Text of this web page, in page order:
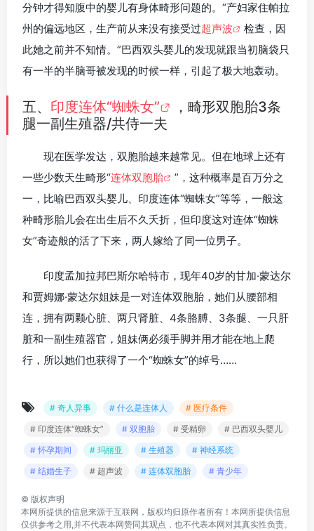
分钟才得知腹中的婴儿有身体畸形问题的。“产妇家住帕拉
州的偏远地区，生产前从来没有接受过超声波
检查，因
此她之前并不知情。”巴西双头婴儿的发现就跟当初脑袋只
有一半的半脑哥被发现的时候一样，引起了极大地轰动。
五、 印度连体“蜘蛛女”
，畸形双胞胎3条
腿一副生殖器/共侍一夫
现在医学发达，双胞胎越来越常见。但在地球上还有
一些少数天生畸形“连体双胞胎
”，这种概率是百万分之
一，比喻巴西双头婴儿、印度连体“蜘蛛女”等等，一般这
种畸形胎儿会在出生后不久夭折，但印度这对连体“蜘蛛
女”奇迹般的活了下来，两人嫁给了同一位男子。
印度孟加拉邦巴斯尔哈特市，现年40岁的甘加·蒙达尔
和贾姆娜·蒙达尔姐妹是一对连体双胞胎，她们从腰部相
连，拥有两颗心脏、两只肾脏、4条胳膊、3条腿、一只肝
脏和一副生殖器官，姐妹俩必须手脚并用才能在地上爬
行，所以她们也获得了一个“蜘蛛女”的绰号……
# 奇人异事 # 什么是连体人
# 医疗条件
# 印度连体“蜘蛛女”
# 双胞胎 # 受精卵
# 巴西双头婴儿
# 怀孕期间
# 玛丽亚 # 生殖器
# 神经系统
# 结婚生子
# 超声波 # 连体双胞胎 # 青少年
© 版权声明
本网所提供的信息来源于互联网，版权均归原作者所有！本网所提供信息
仅供参考之用,并不代表本网赞同其观点，也不代表本网对其真实性负责。